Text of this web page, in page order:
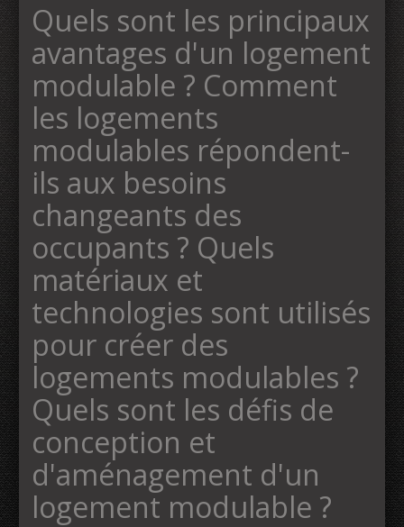
Quels sont les principaux
avantages d'un logement
modulable ? Comment
les logements
modulables répondent-
ils aux besoins
changeants des
occupants ? Quels
matériaux et
technologies sont utilisés
pour créer des
logements modulables ?
Quels sont les défis de
conception et
d'aménagement d'un
logement modulable ?